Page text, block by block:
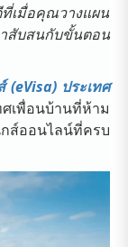
เมื่อคุณวางแผน
สับสนกับขั้นตอน
(eVisa) ประเทศ
พื่อนบ้านที่ห้าม
ส์ออนไลน์ที่ครบ